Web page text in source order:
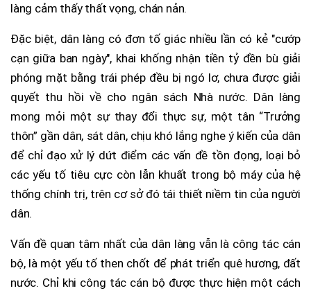
làng cảm thấy thất vọng, chán nản.
Đặc biệt, dân làng có đơn tố giác nhiều lần có kẻ "cướp
cạn giữa ban ngày", khai khống nhận tiền tỷ đền bù giải
phóng mặt bằng trái phép đều bị ngó lơ, chưa được giải
quyết thu hồi về cho ngân sách Nhà nước. Dân làng
mong mỏi một sự thay đổi thực sự, một tân “Trưởng
thôn” gần dân, sát dân, chịu khó lắng nghe ý kiến của dân
để chỉ đạo xử lý dứt điểm các vấn đề tồn đọng, loại bỏ
các yếu tố tiêu cực còn lẫn khuất trong bộ máy của hệ
thống chính trị, trên cơ sở đó tái thiết niềm tin của người
dân.
Vấn đề quan tâm nhất của dân làng vẫn là công tác cán
bộ, là một yếu tố then chốt để phát triển quê hương, đất
nước. Chỉ khi công tác cán bộ được thực hiện một cách